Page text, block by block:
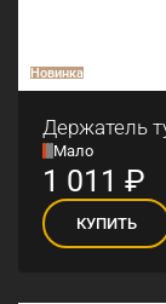
Новинка
Держатель
Мало
1 011 ₽
КУПИТЬ